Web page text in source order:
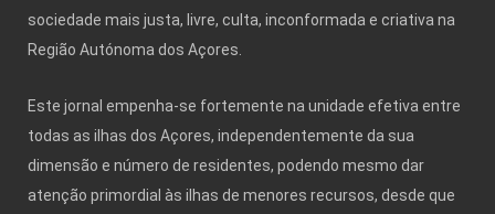
sociedade mais justa, livre, culta, inconformada e criativa na
Região Autónoma dos Açores.
Este jornal empenha-se fortemente na unidade efetiva entre
todas as ilhas dos Açores, independentemente da sua
dimensão e número de residentes, podendo mesmo dar
atenção primordial às ilhas de menores recursos, desde que